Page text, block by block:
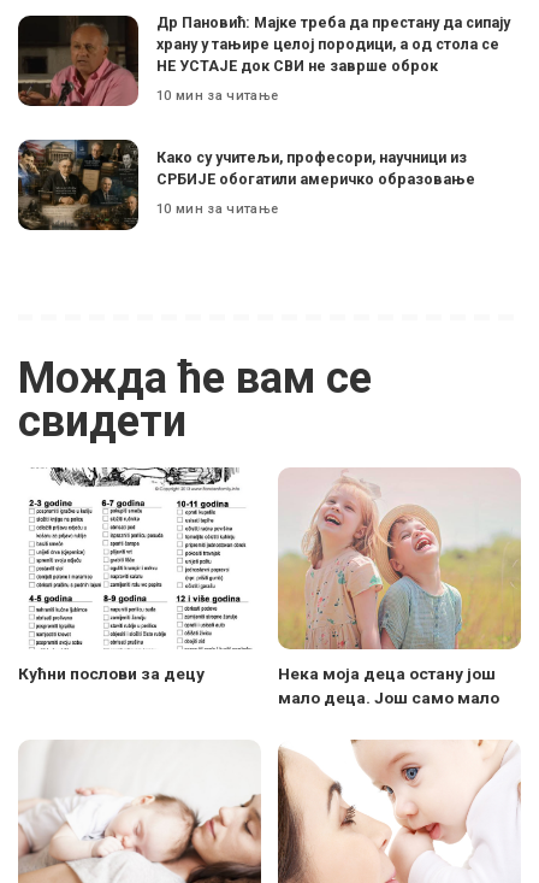
Др Пановић: Мајке треба да престану да сипају
храну у тањире целој породици, а од стола се
НЕ УСТАЈЕ док СВИ не заврше оброк
10 мин за читање
Како су учитељи, професори, научници из
СРБИЈЕ обогатили америчко образовање
10 мин за читање
Можда ће вам се
свидети
Кућни послови за децу
Нека моја деца остану још
мало деца. Још само мало